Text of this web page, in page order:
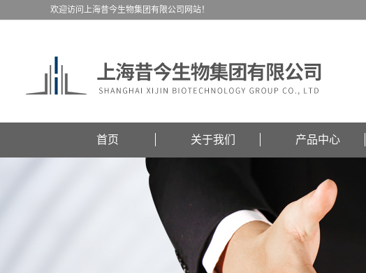
欢迎访问上海昔今生物集团有限公司网站！
首页 关于我们 产品中心